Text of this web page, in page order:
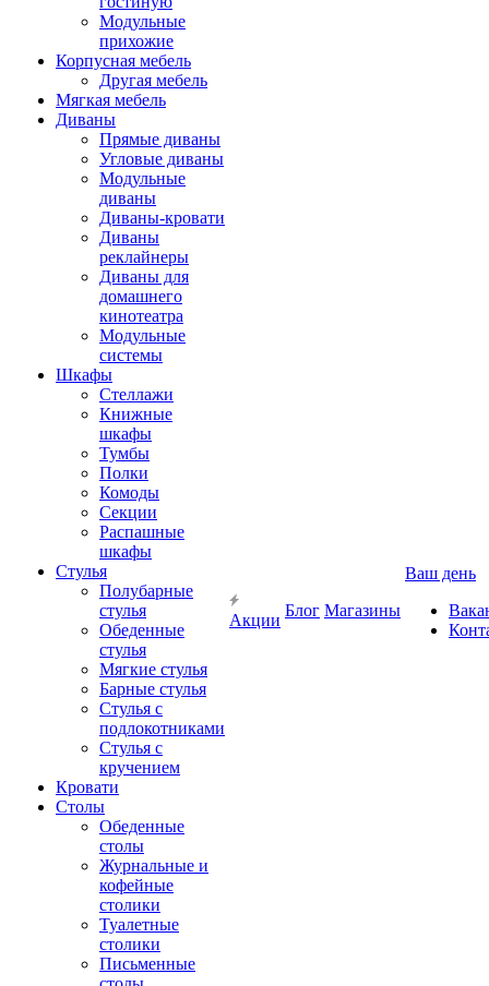
Модульные
прихожие
Корпусная мебель
Другая мебель
Мягкая мебель
Диваны
Прямые диваны
Угловые диваны
Модульные
диваны
Диваны-кровати
Диваны
реклайнеры
Диваны для
домашнего
кинотеатра
Модульные
системы
Шкафы
Стеллажи
Книжные
шкафы
Тумбы
Полки
Комоды
Секции
Распашные
шкафы
Стулья
Полубарные
стулья
Обеденные
стулья
Мягкие стулья
Барные стулья
Стулья с
подлокотниками
Стулья с
кручением
Кровати
Столы
Обеденные
столы
Журнальные и
кофейные
столики
Туалетные
столики
Письменные
Акции
Блог Магазины
Ваш день